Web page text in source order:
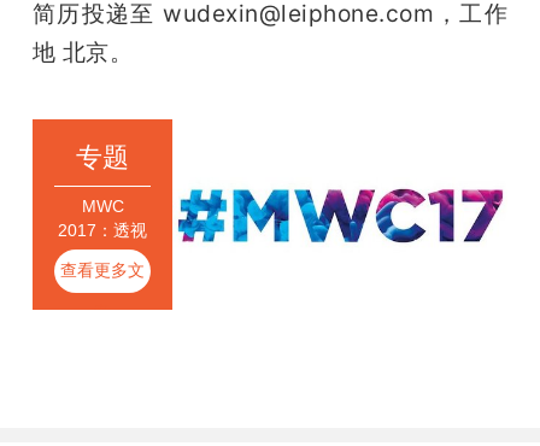
简历投递至 wudexin@leiphone.com，工作
地 北京。
专题
MWC
2017：透视
移动通信产
业
查看更多文
章